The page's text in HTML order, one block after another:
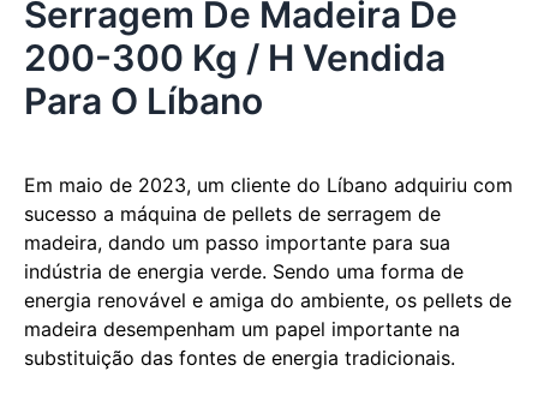
Serragem De Madeira De
200-300 Kg / H Vendida
Para O Líbano
Em maio de 2023, um cliente do Líbano adquiriu com
sucesso a máquina de pellets de serragem de
madeira, dando um passo importante para sua
indústria de energia verde. Sendo uma forma de
energia renovável e amiga do ambiente, os pellets de
madeira desempenham um papel importante na
substituição das fontes de energia tradicionais.